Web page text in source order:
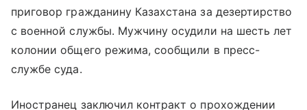
приговор гражданину Казахстана за дезертирство
с военной службы. Мужчину осудили на шесть лет
колонии общего режима, сообщили в пресс-
службе суда.
Иностранец заключил контракт о прохождении